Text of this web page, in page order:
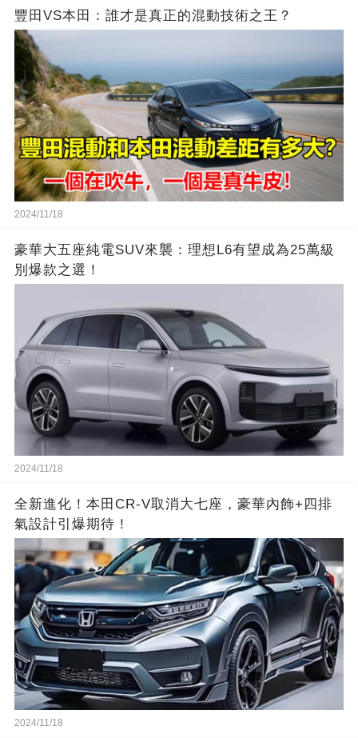
豐田VS本田：誰才是真正的混動技術之王？
2024/11/18
豪華大五座純電SUV來襲：理想L6有望成為25萬級
別爆款之選！
2024/11/18
全新進化！本田CR-V取消大七座，豪華內飾+四排
氣設計引爆期待！
2024/11/18